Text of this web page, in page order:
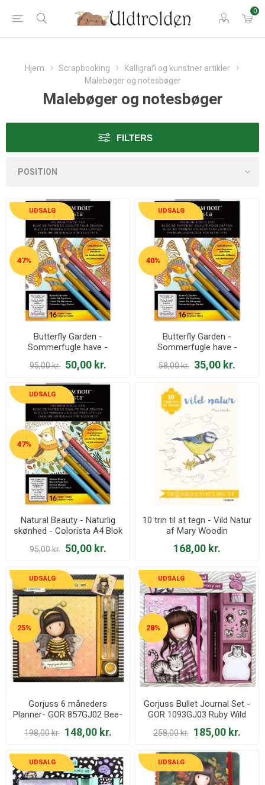
0
Hjem Scrapbooking
Kalligrafi og kunstner artikler
Malebøger og notesbøger
Malebøger og notesbøger
FILTERS
UDSALG
47%
Butterfly Garden -
Sommerfugle have -
Colorista A4 Blok
95,00 kr. 50,00 kr.
UDSALG
40%
Butterfly Garden -
Sommerfugle have -
Colorista Mini Blok
58,00 kr. 35,00 kr.
UDSALG
47%
Natural Beauty - Naturlig
skønhed - Colorista A4 Blok
95,00 kr. 50,00 kr.
10 trin til at tegn - Vild Natur
af Mary Woodin
168,00 kr.
UDSALG
25%
Gorjuss 6 måneders
Planner- GOR 857GJ02 Bee-
198,00 kr. 148,00 kr.
UDSALG
28%
Gorjuss Bullet Journal Set -
GOR 1093GJ03 Ruby Wild
258,00 kr. 185,00 kr.
UDSALG UDSALG